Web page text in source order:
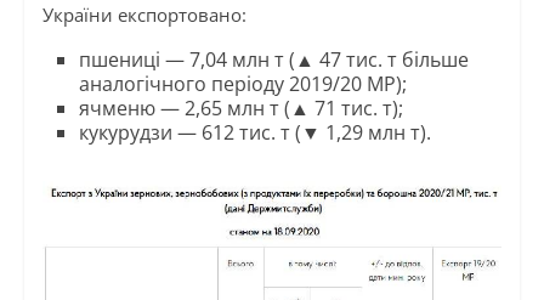
України експортовано:
пшениці — 7,04 млн т (▲ 47 тис. т більше
аналогічного періоду 2019/20 МР);
ячменю — 2,65 млн т (▲ 71 тис. т);
кукурудзи — 612 тис. т (▼ 1,29 млн т).